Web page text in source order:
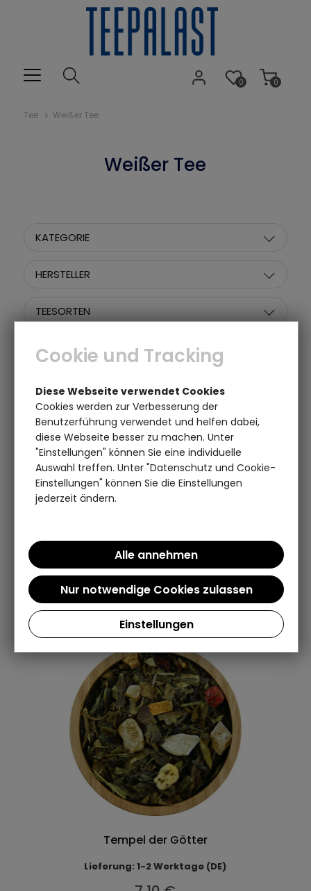
0
0
Tee Weißer Tee
Weißer Tee
KATEGORIE
HERSTELLER
TEESORTEN
TEE-EIGENSCHAFTEN
GRÖSSE
TEE-ANBAUGEBIETE
BESONDERHEITEN
PREIS
Sortieren nach:
Artikel pro Seite:
Tempel der Götter
Lieferung: 1-2 Werktage (DE)
Cookie und Tracking
Diese Webseite verwendet Cookies
Cookies werden zur Verbesserung der
Benutzerführung verwendet und helfen dabei,
diese Webseite besser zu machen. Unter
"Einstellungen" können Sie eine individuelle
Auswahl treffen. Unter "Datenschutz und Cookie-
Einstellungen" können Sie die Einstellungen
jederzeit ändern.
Einstellungen